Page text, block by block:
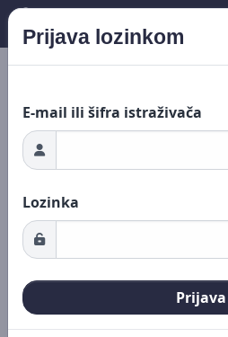
.SR
Prijava lozinkom
E-mail ili šifra istraživača
Lozinka
Prijava